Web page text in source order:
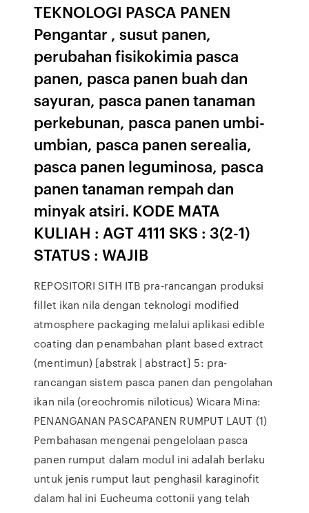
TEKNOLOGI PASCA PANEN
Pengantar , susut panen,
perubahan fisikokimia pasca
panen, pasca panen buah dan
sayuran, pasca panen tanaman
perkebunan, pasca panen umbi-
umbian, pasca panen serealia,
pasca panen leguminosa, pasca
panen tanaman rempah dan
minyak atsiri. KODE MATA
KULIAH : AGT 4111 SKS : 3(2-1)
STATUS : WAJIB
REPOSITORI SITH ITB pra-rancangan produksi
fillet ikan nila dengan teknologi modified
atmosphere packaging melalui aplikasi edible
coating dan penambahan plant based extract
(mentimun) [abstrak | abstract] 5: pra-
rancangan sistem pasca panen dan pengolahan
ikan nila (oreochromis niloticus) Wicara Mina:
PENANGANAN PASCAPANEN RUMPUT LAUT (1)
Pembahasan mengenai pengelolaan pasca
panen rumput dalam modul ini adalah berlaku
untuk jenis rumput laut penghasil karaginofit
dalam hal ini Eucheuma cottonii yang telah